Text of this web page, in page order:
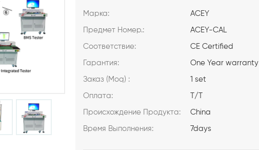
Марка: ACEY
Предмет Номер.: ACEY-CAL
Соответствие: CE Certified
Гарантия: One Year
Заказ (Moq) : 1 set
Оплата: T/T
Происхождение Продукта: China
Время Выполнения: 7days